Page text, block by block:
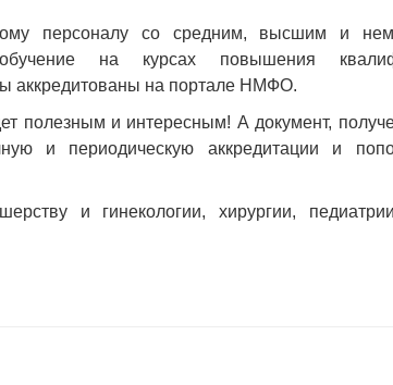
персоналу со средним, высшим и
на курсах повышения
аккредитованы на портале НМФО.
полезным и интересным! А документ,
и периодическую аккредитации и
и гинекологии, хирургии,